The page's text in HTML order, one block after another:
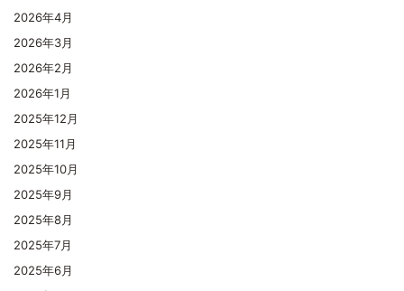
2026年4月
2026年3月
2026年2月
2026年1月
2025年12月
2025年11月
2025年10月
2025年9月
2025年8月
2025年7月
2025年6月